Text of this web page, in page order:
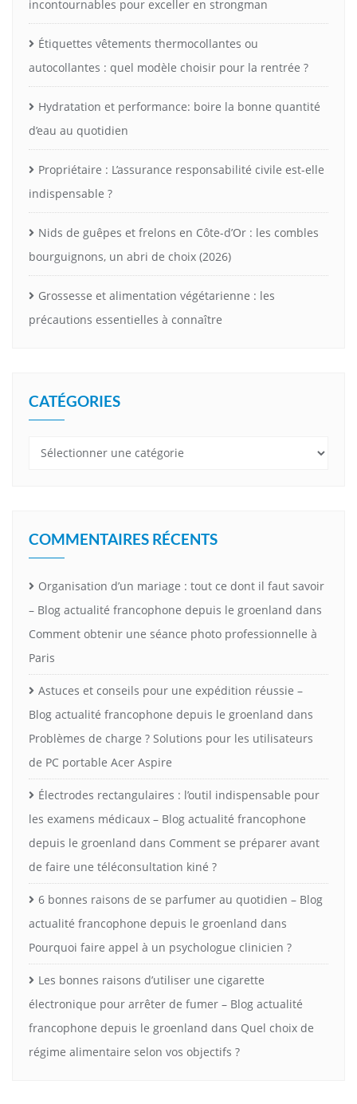
incontournables pour exceller en strongman
Étiquettes vêtements thermocollantes ou
autocollantes : quel modèle choisir pour la rentrée ?
Hydratation et performance: boire la bonne quantité
d’eau au quotidien
Propriétaire : L’assurance responsabilité civile est-elle
indispensable ?
Nids de guêpes et frelons en Côte-d’Or : les combles
bourguignons, un abri de choix (2026)
Grossesse et alimentation végétarienne : les
précautions essentielles à connaître
CATÉGORIES
Catégories
COMMENTAIRES RÉCENTS
Organisation d’un mariage : tout ce dont il faut savoir
– Blog actualité francophone depuis le groenland dans
Comment obtenir une séance photo professionnelle à
Paris
Astuces et conseils pour une expédition réussie –
Blog actualité francophone depuis le groenland dans
Problèmes de charge ? Solutions pour les utilisateurs
de PC portable Acer Aspire
Électrodes rectangulaires : l’outil indispensable pour
les examens médicaux – Blog actualité francophone
depuis le groenland dans Comment se préparer avant
de faire une téléconsultation kiné ?
6 bonnes raisons de se parfumer au quotidien – Blog
actualité francophone depuis le groenland dans
Pourquoi faire appel à un psychologue clinicien ?
Les bonnes raisons d’utiliser une cigarette
électronique pour arrêter de fumer – Blog actualité
francophone depuis le groenland dans Quel choix de
régime alimentaire selon vos objectifs ?